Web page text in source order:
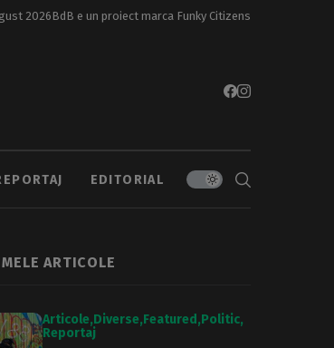
2026BdB e un proiect marca Funky Citizens
EDITORIAL
ARTICOLE
Articole Diverse Featured Politic
Reportaj